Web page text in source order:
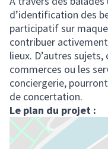
d’identification des
participatif sur
contribuer
lieux. D’autres
commerces ou les
conciergerie,
de concertation.
Le plan du projet :